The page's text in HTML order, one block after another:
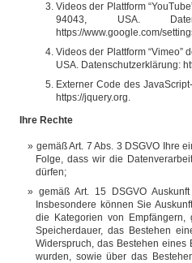
Videos der Plattform
94043, USA.
https://www.google.com/
Videos der Plattform “Vimeo”
USA. Datenschutzerklärung:
Externer Code des
https://jquery.org.
Ihre Rechte
gemäß Art. 7 Abs. 3 DSGVO Ihre
Folge, dass wir die
dürfen;
gemäß Art. 15 DSGVO
Insbesondere können Sie
die Kategorien von
Speicherdauer, das Bestehen
Widerspruch, das Bestehen eines
wurden, sowie über das